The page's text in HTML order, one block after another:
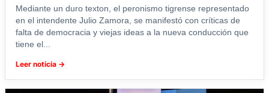
Mediante un duro texton, el peronismo tigrense representado
en el intendente Julio Zamora, se manifestó con críticas de
falta de democracia y viejas ideas a la nueva conducción que
tiene el...
Leer noticia →